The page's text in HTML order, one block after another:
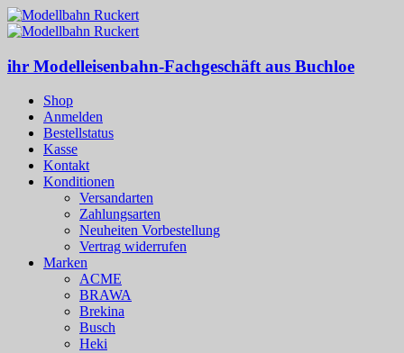
ihr Modelleisenbahn-Fachgeschäft aus Buchloe
Shop
Anmelden
Bestellstatus
Kasse
Kontakt
Konditionen
Versandarten
Zahlungsarten
Neuheiten Vorbestellung
Vertrag widerrufen
Marken
ACME
BRAWA
Brekina
Busch
Heki